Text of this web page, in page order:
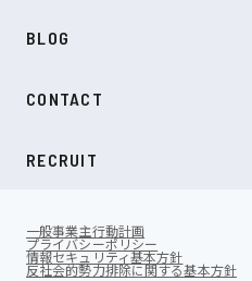
受託開発
BLOG
SDGs
CONTACT
RECRUIT
一般事業主行動計画
プライバシーポリシー
情報セキュリティ基本方針
反社会的勢力排除に関する基本方針